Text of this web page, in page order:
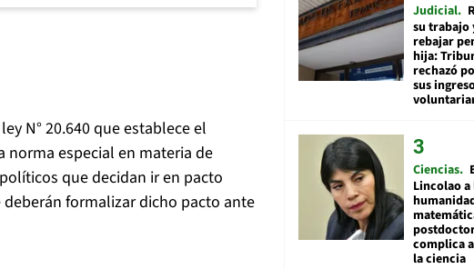
N° 20.640 que establece el
norma especial en materia de
que decidan ir en pacto
formalizar dicho pacto ante
Judicial
su trabajo
rebajar
hija:
rechazó
sus
Ciencias
Lincolao a
complica
la ciencia